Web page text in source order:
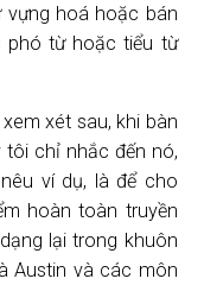
vựng hoá hoặc bán
phó từ hoặc tiểu từ
xét sau, khi bàn
tôi chỉ nhắc đến nó,
ví dụ, là để cho
hoàn toàn truyền
lại trong khuôn
Austin và các môn